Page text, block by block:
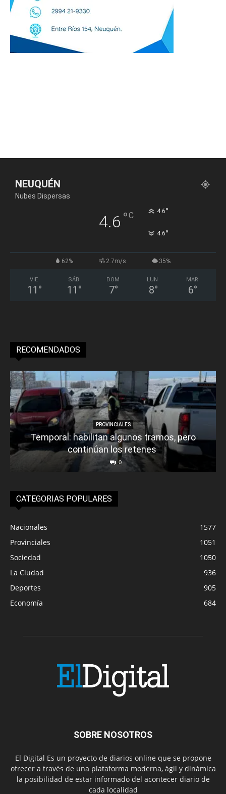
NEUQUÉN
Nubes Dispersas
4.6 °C 4.6°
4.6°
62% 2.7m/s 35%
VIE
11 °
SÁB
11 °
DOM
7°
LUN
8°
MAR
6°
RECOMENDADOS
PROVINCIALES
Temporal: habilitan algunos tramos, pero
continúan los retenes
0
CATEGORIAS POPULARES
Nacionales
1577
Provinciales
1051
Sociedad
1050
La Ciudad
936
Deportes
905
Economía
684
SOBRE NOSOTROS
El Digital Es un proyecto de diarios online que se propone
ofrecer a través de una plataforma moderna, ágil y dinámica
la posibilidad de estar informado del acontecer diario de
cada localidad